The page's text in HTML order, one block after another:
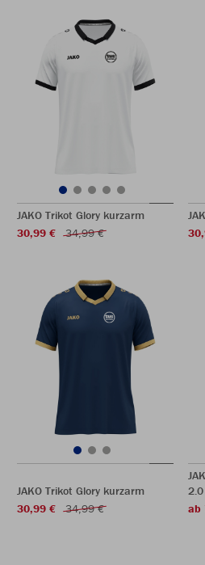
JAKO Trikot Glory kurzarm
30,99 €
34,99 €
JAKO Trikot Glory kurzarm
30,99 €
34,99 €
ab